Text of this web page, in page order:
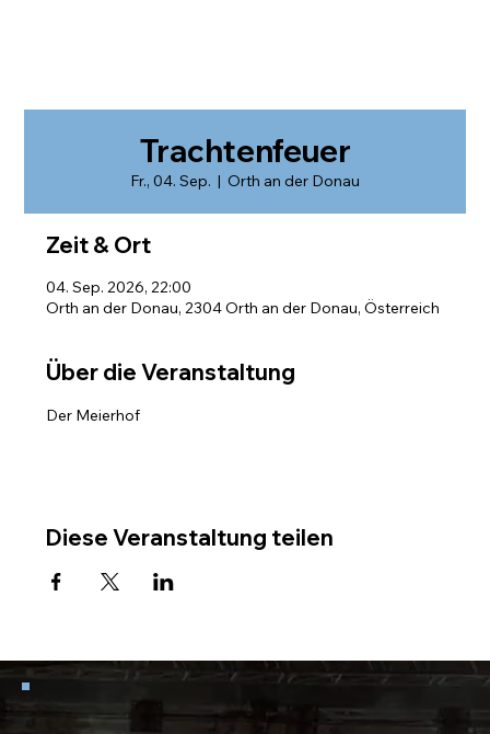
Trachtenfeuer
Fr., 04. Sep.
  |
Orth an der Donau
Zeit & Ort
04. Sep. 2026, 22:00
Orth an der Donau, 2304 Orth an der Donau, Österreich
Über die Veranstaltung
Der Meierhof
Diese Veranstaltung teilen